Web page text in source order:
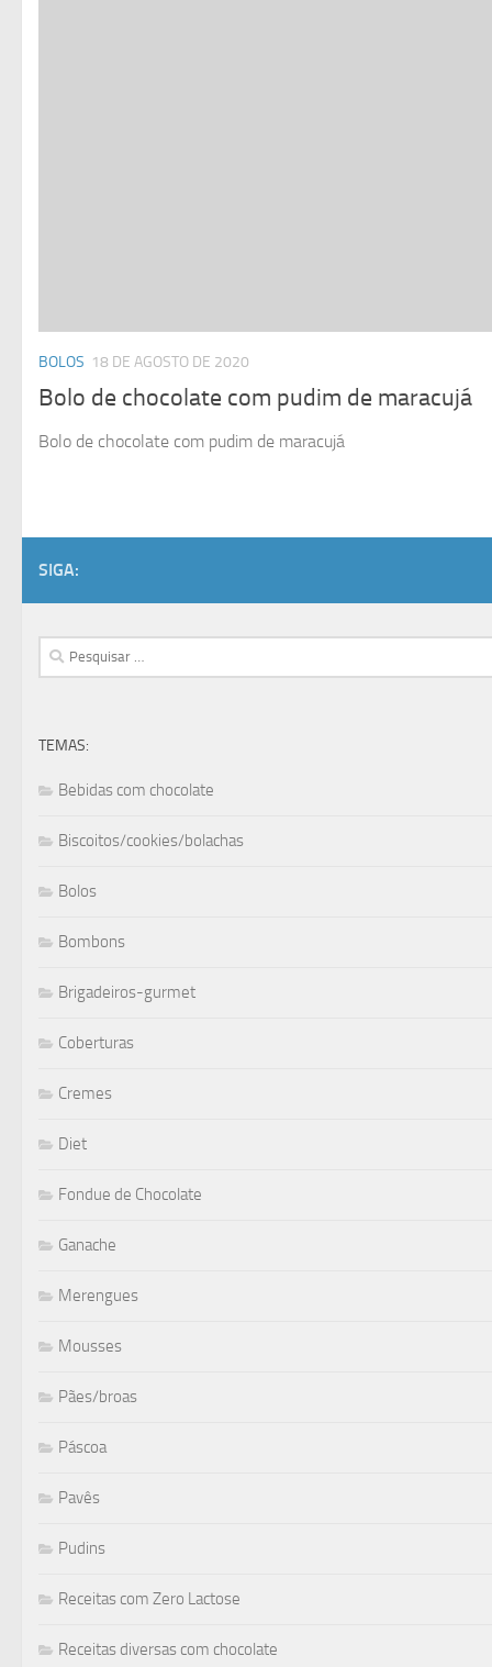
BOLOS 18 DE AGOSTO DE 2020
Bolo de chocolate com pudim de maracujá
Bolo de chocolate com pudim de maracujá
SIGA:
Pesquisar
por:
TEMAS:
Bebidas com chocolate
Biscoitos/cookies/bolachas
Bolos
Bombons
Brigadeiros-gurmet
Coberturas
Cremes
Diet
Fondue de Chocolate
Ganache
Merengues
Mousses
Pães/broas
Páscoa
Pavês
Pudins
Receitas com Zero Lactose
Receitas diversas com chocolate